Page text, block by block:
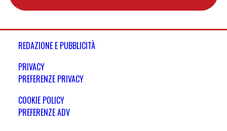
REDAZIONE E PUBBLICITÀ
PRIVACY
PREFERENZE PRIVACY
COOKIE POLICY
PREFERENZE ADV